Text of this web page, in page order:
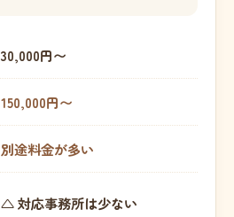
30,000円〜
150,000円〜
別途料金が多い
△ 対応事務所は少ない